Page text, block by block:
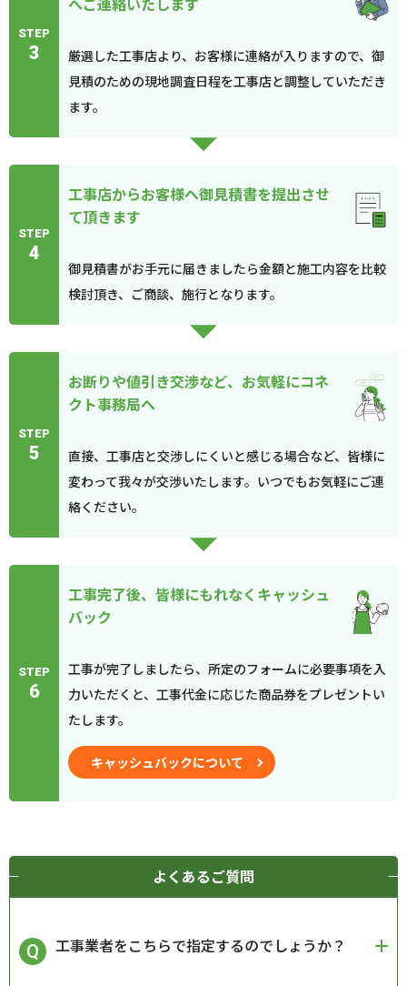
STEP
3
厳選した工事店より、お客様に連絡が入りますので、御
見積のための現地調査日程を工事店と調整していただき
ます。
STEP
4
工事店からお客様へ御見積書を提出させ
て頂きます
御見積書がお手元に届きましたら金額と施工内容を比較
検討頂き、ご商談、施行となります。
STEP
5
お断りや値引き交渉など、お気軽にコネ
クト事務局へ
直接、工事店と交渉しにくいと感じる場合など、皆様に
変わって我々が交渉いたします。いつでもお気軽にご連
絡ください。
STEP
6
工事完了後、皆様にもれなくキャッシュ
バック
工事が完了しましたら、所定のフォームに必要事項を入
力いただくと、工事代金に応じた商品券をプレゼントい
たします。
キャッシュバックについて
よくあるご質問
工事業者をこちらで指定するのでしょうか？